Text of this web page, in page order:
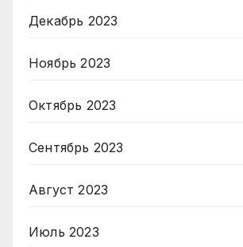
Декабрь 2023
Ноябрь 2023
Октябрь 2023
Сентябрь 2023
Август 2023
Июль 2023